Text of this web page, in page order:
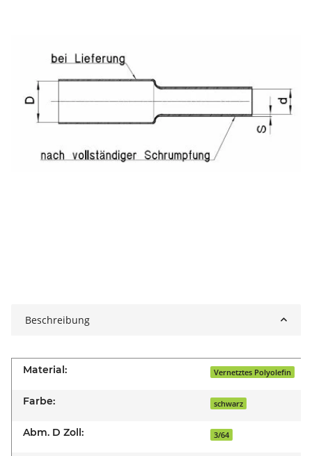
Beschreibung
Material: Vernetztes Polyolefin
Farbe: schwarz
Abm. D Zoll: 3/64